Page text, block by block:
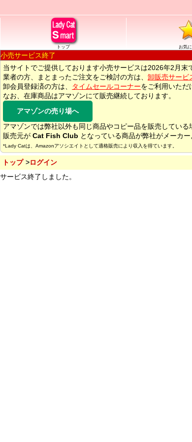
トップ お気
小売サービス終了
当サイトでご提供しております小売サービスは2026年2月末
業者の方、まとまったご注文をご検討の方は、 卸販売サービ
卸会員登録済の方は、
タイムセールコーナーをご利用いただ
なお、在庫商品はアマゾンにて販売継続しております。
アマゾンの売り場へ
アマゾンでは弊社以外も同じ商品やコピー品を販売している
販売元が Cat Fish Club となっている商品が弊社がメーカ
*Lady Catは、Amazonアソシエイトとして適格販売により収入を得ています。
トップ
ログイン
サービス終了しました。